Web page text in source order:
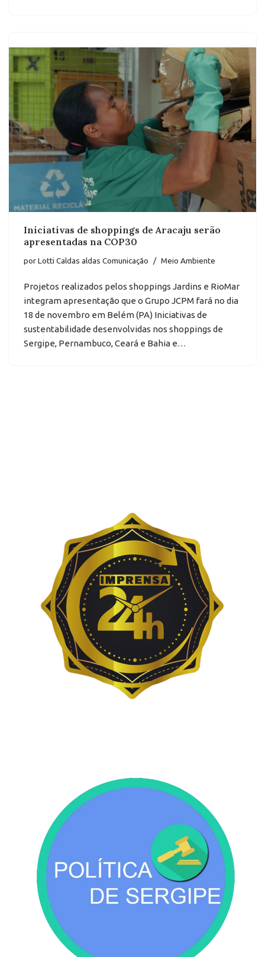
Iniciativas de shoppings de Aracaju serão
apresentadas na COP30
porLotti Caldas aldas Comunicação Meio Ambiente
Projetos realizados pelos shoppings Jardins e RioMar
integram apresentação que o Grupo JCPM fará no dia
18 de novembro em Belém (PA) Iniciativas de
sustentabilidade desenvolvidas nos shoppings de
Sergipe, Pernambuco, Ceará e Bahia e…